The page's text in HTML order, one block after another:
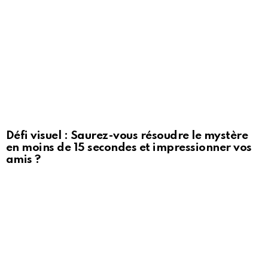
Défi visuel : Saurez-vous résoudre le mystère
en moins de 15 secondes et impressionner vos
amis ?